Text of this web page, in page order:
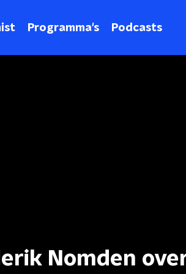
Programma's Podcasts
Nomden